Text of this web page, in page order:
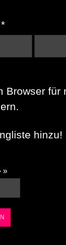
*
Browser für
hinzu!
»